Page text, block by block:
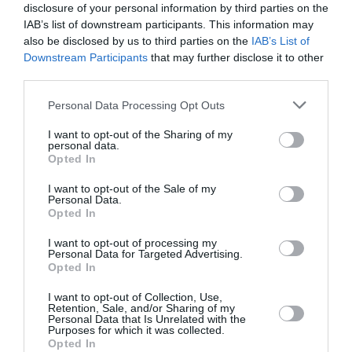
disclosure of your personal information by third parties on the
IAB’s list of downstream participants. This information may
also be disclosed by us to third parties on the IAB’s List of
Downstream Participants that may further disclose it to other
Personal Data Processing Opt Outs
I want to opt-out of the Sharing of my
personal data.
Opted In
I want to opt-out of the Sale of my
Personal Data.
Opted In
I want to opt-out of processing my
Personal Data for Targeted Advertising.
Opted In
I want to opt-out of Collection, Use,
Retention, Sale, and/or Sharing of my
Personal Data that Is Unrelated with the
Purposes for which it was collected.
Opted In
Δήμου Αθηναίων
ΘΕΜΑΤΑ / ΝΕΑ
Athens Digital
Arts Festival 2025
– Simulacra:
Κάλεσμα
υποβολής
προτάσεων
Uncanny Valley,
των Rimini
Athens Digital
Arts Festival